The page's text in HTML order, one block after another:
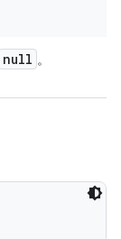
null 。